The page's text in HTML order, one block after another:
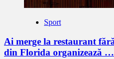
Sport
Ai merge la restaurant
din Florida organizează …